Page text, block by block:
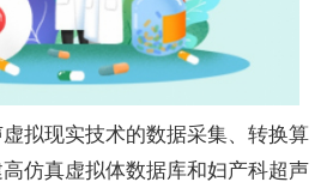
拟现实技术的数据采集、转换算
仿真虚拟体数据库和妇产科超声